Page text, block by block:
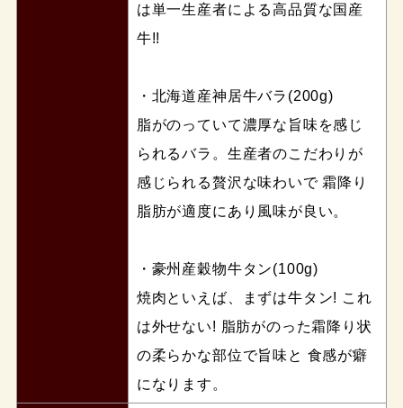
は単一生産者による高品質な国産
牛!!
・北海道産神居牛バラ(200g)
脂がのっていて濃厚な旨味を感じ
られるバラ。生産者のこだわりが
感じられる贅沢な味わいで 霜降り
脂肪が適度にあり風味が良い。
・豪州産穀物牛タン(100g)
焼肉といえば、まずは牛タン! これ
は外せない! 脂肪がのった霜降り状
の柔らかな部位で旨味と 食感が癖
になります。